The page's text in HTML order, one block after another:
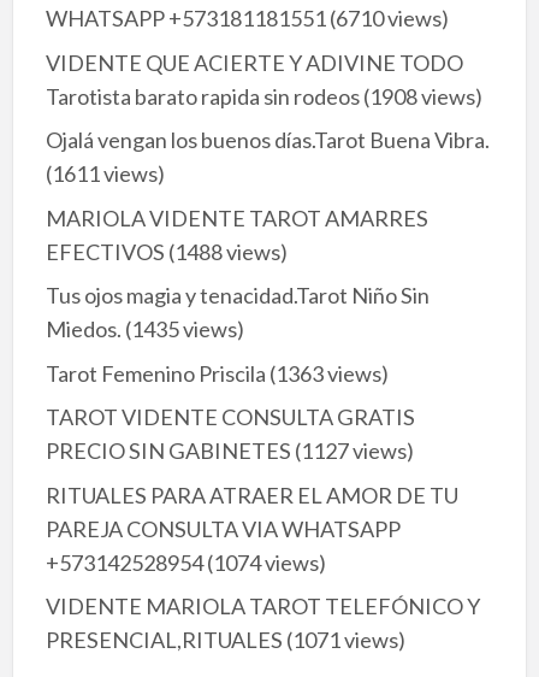
WHATSAPP +573181181551(6710 views)
VIDENTE QUE ACIERTE Y ADIVINE TODO
Tarotista barato rapida sin rodeos(1908 views)
Ojalá vengan los buenos días.Tarot Buena Vibra.
(1611 views)
MARIOLA VIDENTE TAROT AMARRES
EFECTIVOS (1488 views)
Tus ojos magia y tenacidad.Tarot Niño Sin
Miedos. (1435 views)
Tarot Femenino Priscila (1363 views)
TAROT VIDENTE CONSULTA GRATIS
PRECIO SIN GABINETES (1127 views)
RITUALES PARA ATRAER EL AMOR DE TU
PAREJA CONSULTA VIA WHATSAPP
+573142528954(1074 views)
VIDENTE MARIOLA TAROT TELEFÓNICO Y
PRESENCIAL,RITUALES (1071 views)